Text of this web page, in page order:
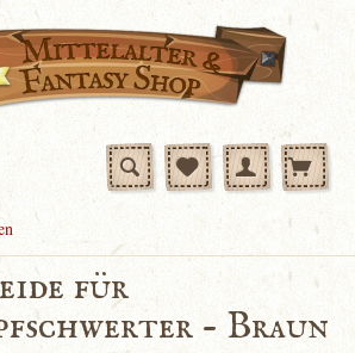
für
- Braun